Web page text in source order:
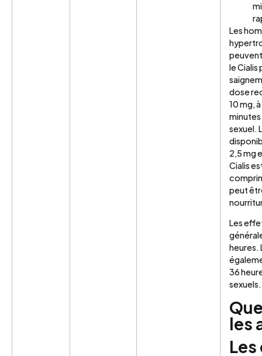
Les
le Cialis
dose
10 mg,
sexuel.
2,5 mg
Cialis
peut
Les
heures.
36
sexuels.
les